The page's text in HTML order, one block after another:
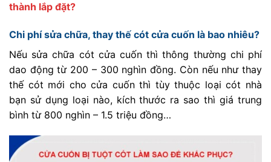
thành lắp đặt?
Chi phí sửa chữa, thay thế cót cửa cuốn là bao nhiêu?
Nếu sửa chữa cót cửa cuốn thì thông thường chi phí
dao động từ 200 – 300 nghìn đồng. Còn nếu như thay
thế cót mới cho cửa cuốn thì tùy thuộc loại cót nhà
bạn sử dụng loại nào, kích thước ra sao thì giá trung
bình từ 800 nghìn – 1.5 triệu đồng…